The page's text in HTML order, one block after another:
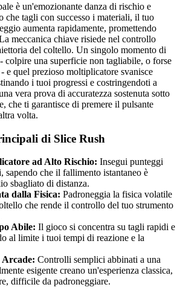
è un'emozionante danza di rischio e
che tagli con successo i materiali, il tuo
aumenta rapidamente, promettendo
meccanica chiave risiede nel controllo
del coltello. Un singolo momento di
colpire una superficie non tagliabile, o forse
e quel prezioso moltiplicatore svanisce
i tuoi progressi e costringendoti a
vera prova di accuratezza sostenuta sotto
che ti garantisce di premere il pulsante
volta.
di Slice Rush
ad Alto Rischio: Insegui punteggi
sapendo che il fallimento istantaneo è
sbagliato di distanza.
dalla Fisica: Padroneggia la fisica volatile
che rende il controllo del tuo strumento
Abile: Il gioco si concentra su tagli rapidi e
al limite i tuoi tempi di reazione e la
Arcade: Controlli semplici abbinati a una
esigente creano un'esperienza classica,
difficile da padroneggiare.